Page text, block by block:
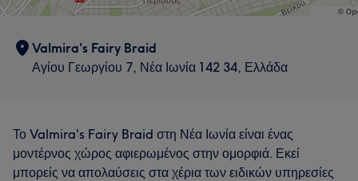
Valmira's Fairy Braid
Αγίου Γεωργίου 7, Νέα Ιωνία 142 34, Ελλάδα
Το Valmira's Fairy Braid στη Νέα Ιωνία είναι ένας
μοντέρνος χώρος αφιερωμένος στην ομορφιά. Εκεί
μπορείς να απολαύσεις στα χέρια των ειδικών υπηρεσίες